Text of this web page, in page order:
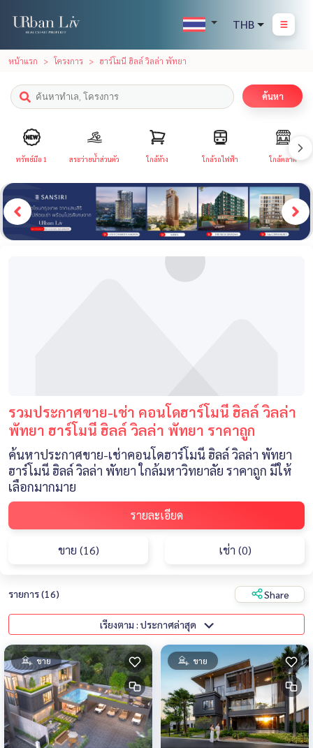
THB
หน้าแรก โครงการ ฮาร์โมนี ฮิลล์ วิลล่า พัทยา
ค้นหา
ทรัพย์มือ 1 สระว่ายน้ำส่วนตัว ใกล้ห้าง ใกล้รถไฟฟ้า ใกล้ตลาด
รวมประกาศขาย-เช่า คอนโดฮาร์โมนี ฮิลล์ วิลล่า
พัทยา ฮาร์โมนี ฮิลล์ วิลล่า พัทยา ราคาถูก
ค้นหาประกาศขาย-เช่าคอนโดฮาร์โมนี ฮิลล์ วิลล่า พัทยา
ฮาร์โมนี ฮิลล์ วิลล่า พัทยา ใกล้มหาวิทยาลัย ราคาถูก มีให้
เลือกมากมาย
รายละเอียด
ขาย (16) เช่า (0)
รายการ (16) Share
เรียงตาม : ประกาศล่าสุด
ขาย ขาย